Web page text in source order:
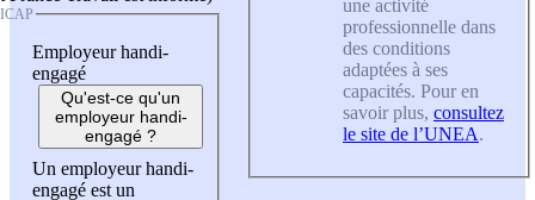
Employeur handi-
engagé
Qu'est-ce qu'un
employeur handi-
engagé ?
Un employeur handi-
engagé est un
une activité
professionnelle dans
des conditions
adaptées à ses
capacités. Pour en
savoir plus, consultez
le site de l’UNEA.